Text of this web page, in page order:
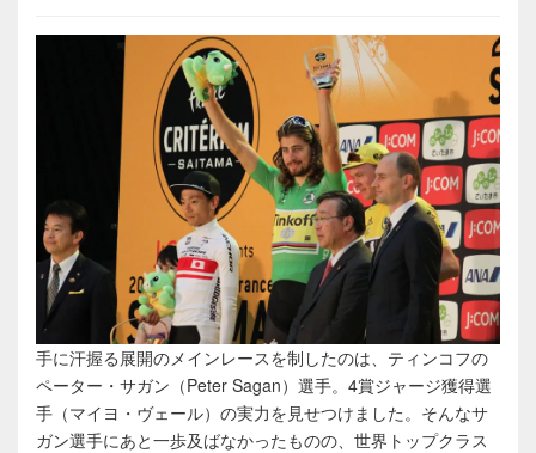
手に汗握る展開のメインレースを制したのは、ティンコフの
ペーター・サガン（Peter Sagan）選手。4賞ジャージ獲得選
手（マイヨ・ヴェール）の実力を見せつけました。そんなサ
ガン選手にあと一歩及ばなかったものの、世界トップクラス